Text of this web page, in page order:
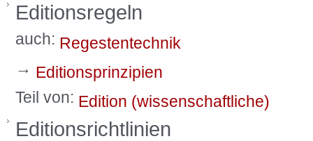
Editionsregeln
auch: Regestentechnik
→ Editionsprinzipien
Teil von: Edition (wissenschaftliche)
Editionsrichtlinien